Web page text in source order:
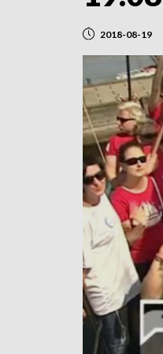
2018-08-19